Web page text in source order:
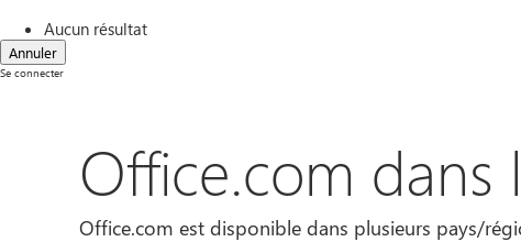
Aucun résultat
Annuler
Se connecter
Office.com dans
Office.com est disponible dans plusieurs pays/